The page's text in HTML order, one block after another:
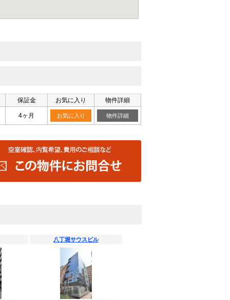
保証金 お気に入り 物件詳細
4ヶ月 お気に入り 物件詳細
八丁堀サウスビル